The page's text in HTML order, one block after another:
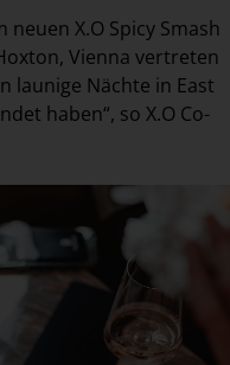
X.O Spicy Smash
Vienna vertreten
launige Nächte in East
haben“, so X.O Co-